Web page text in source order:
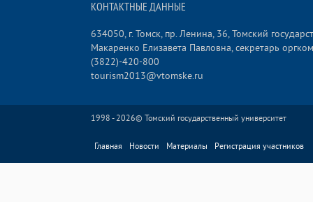
КОНТАКТНЫЕ ДАННЫЕ
634050, г. Томск, пр. Ленина, 36, Томский
Макаренко Елизавета Павловна, секретарь
(3822)-420-800
tourism2013@vtomske.ru
1998 - 2026© Томский государственный университет
Главная Новости Материалы Регистрация участников